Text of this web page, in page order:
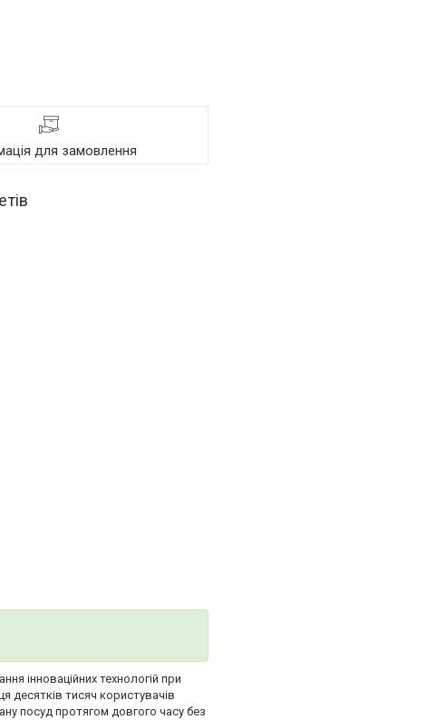
для замовлення
інноваційних технологій при
десятків тисяч користувачів
посуд протягом довгого часу без